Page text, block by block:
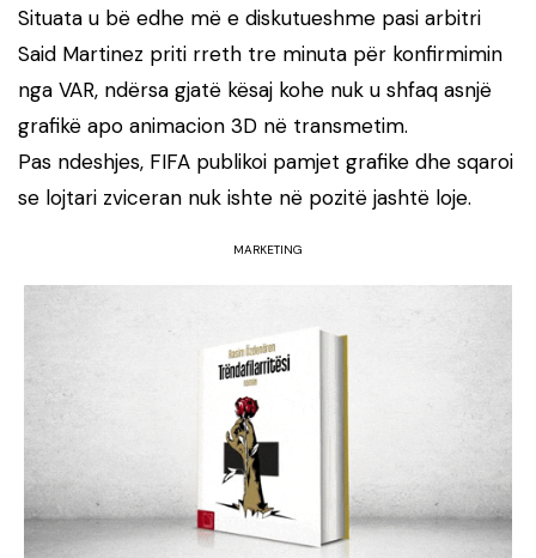
Situata u bë edhe më e diskutueshme pasi arbitri
Said Martinez priti rreth tre minuta për konfirmimin
nga VAR, ndërsa gjatë kësaj kohe nuk u shfaq asnjë
grafikë apo animacion 3D në transmetim.
Pas ndeshjes, FIFA publikoi pamjet grafike dhe sqaroi
se lojtari zviceran nuk ishte në pozitë jashtë loje.
MARKETING